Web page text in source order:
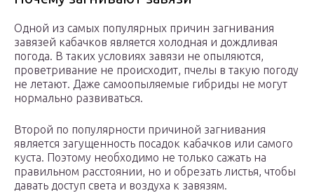
Одной из самых популярных причин загнивания
завязей кабачков является холодная и дождливая
погода. В таких условиях завязи не опыляются,
проветривание не происходит, пчелы в такую погоду
не летают. Даже самоопыляемые гибриды не могут
нормально развиваться.
Второй по популярности причиной загнивания
является загущенность посадок кабачков или самого
куста. Поэтому необходимо не только сажать на
правильном расстоянии, но и обрезать листья, чтобы
давать доступ света и воздуха к завязям.